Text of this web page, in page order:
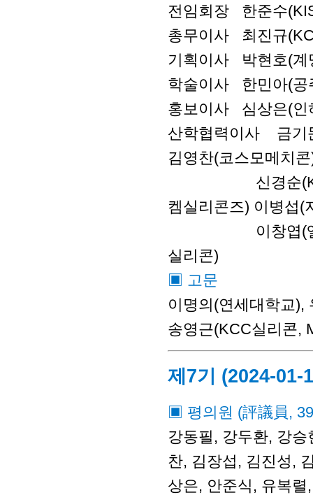
전임회장 한준수
총무이사 최진규
기획이사 박현호(계
학술이사 한민아(공
홍보이사 심상은(인
산학협력이사 금기
김영찬(코스모메치
신경순(KCC실
켐실리콘즈) 이병섭(
이창엽(엘케이
실리콘)
▣ 고문
이명의(연세대학교),
송영근(KCC실리콘,
제7기 (2024-01-
▣ 평의원 (評議員,
강동필, 강두환, 강
찬, 김장섭, 김진성,
상은, 안준식, 유복